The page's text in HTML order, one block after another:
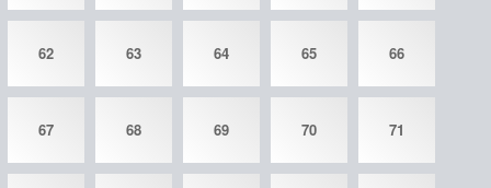
62 63 64 65 66
67 68 69 70 71